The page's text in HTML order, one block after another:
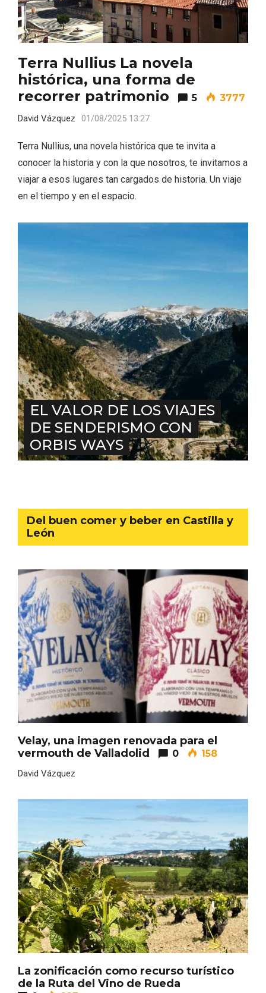
Terra Nullius La novela
histórica, una forma de
recorrer patrimonio
5 3777
David Vázquez 01/08/2025 13:27
Terra Nullius, una novela histórica que te invita a
conocer la historia y con la que nosotros, te invitamos a
viajar a esos lugares tan cargados de historia. Un viaje
en el tiempo y en el espacio.
EL VALOR DE LOS VIAJES
DE SENDERISMO CON
ORBIS WAYS
Del buen comer y beber en Castilla y
León
Velay, una imagen renovada para el
vermouth de Valladolid
0 158
David Vázquez
La zonificación como recurso turístico
de la Ruta del Vino de Rueda
El árbol de Navidad de Fuenterrebollo
Belén segoviano, otra escusa más para
visitar Sepúlveda estas Navidades
III Ruta de la Morcilla de Burgos IGP, en
Aranda de Duero
Noche de Terror en las Bodegas de
Moradillo de Roa